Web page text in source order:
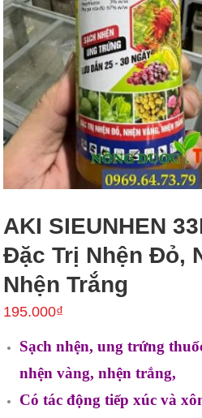
AKI SIEUNHEN
Đặc Trị Nhện Đỏ,
Nhện Trắng
195.000₫
Sạch nhện, ung trứng
nhện vàng, nhện trắng,
Có tác động tiếp xúc và